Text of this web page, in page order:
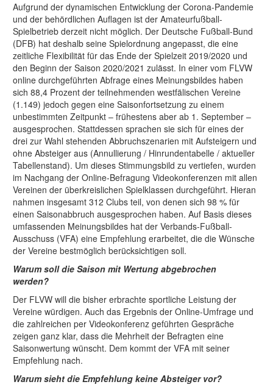
Aufgrund der dynamischen Entwicklung der Corona-Pandemie
und der behördlichen Auflagen ist der Amateurfußball-
Spielbetrieb derzeit nicht möglich. Der Deutsche Fußball-Bund
(DFB) hat deshalb seine Spielordnung angepasst, die eine
zeitliche Flexibilität für das Ende der Spielzeit 2019/2020 und
den Beginn der Saison 2020/2021 zulässt. In einer vom FLVW
online durchgeführten Abfrage eines Meinungsbildes haben
sich 88,4 Prozent der teilnehmenden westfälischen Vereine
(1.149) jedoch gegen eine Saisonfortsetzung zu einem
unbestimmten Zeitpunkt – frühestens aber ab 1. September –
ausgesprochen. Stattdessen sprachen sie sich für eines der
drei zur Wahl stehenden Abbruchszenarien mit Aufsteigern und
ohne Absteiger aus (Annullierung / Hinrundentabelle / aktueller
Tabellenstand). Um dieses Stimmungsbild zu vertiefen, wurden
im Nachgang der Online-Befragung Videokonferenzen mit allen
Vereinen der überkreislichen Spielklassen durchgeführt. Hieran
nahmen insgesamt 312 Clubs teil, von denen sich 98 % für
einen Saisonabbruch ausgesprochen haben. Auf Basis dieses
umfassenden Meinungsbildes hat der Verbands-Fußball-
Ausschuss (VFA) eine Empfehlung erarbeitet, die die Wünsche
der Vereine bestmöglich berücksichtigen soll.
Warum soll die Saison mit Wertung abgebrochen
werden?
Der FLVW will die bisher erbrachte sportliche Leistung der
Vereine würdigen. Auch das Ergebnis der Online-Umfrage und
die zahlreichen per Videokonferenz geführten Gespräche
zeigen ganz klar, dass die Mehrheit der Befragten eine
Saisonwertung wünscht. Dem kommt der VFA mit seiner
Empfehlung nach.
Warum sieht die Empfehlung keine Absteiger vor?